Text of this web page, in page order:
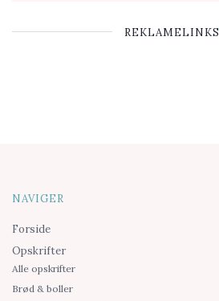
REKLAMELINKS
NAVIGER
Forside
Opskrifter
Alle opskrifter
Brød & boller